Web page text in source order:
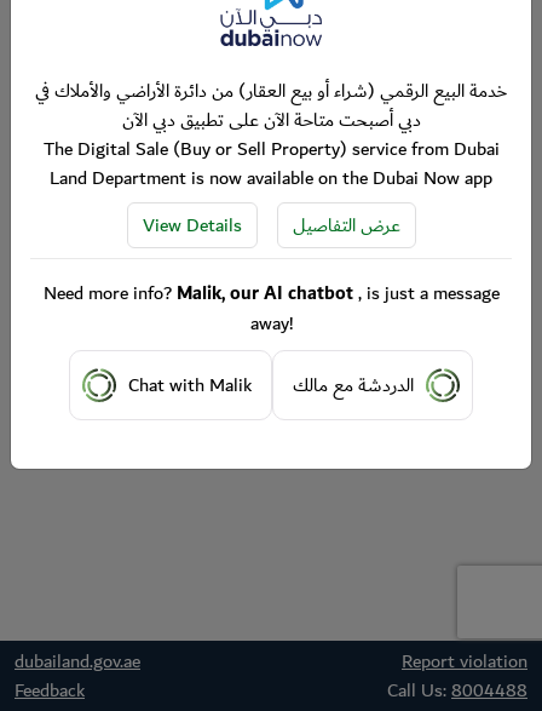
dubailand.gov.ae
Report violation
Feedback
Call Us:8004488
خدمة البيع الرقمي (شراء أو بيع العقار) من دائرة الأراضي والأملاك في
دبي أصبحت متاحة الآن على تطبيق دبي الآن
The Digital Sale (Buy or Sell Property) service from Dubai
Land Department is now available on the Dubai Now app
View Details
عرض التفاصيل
Need more info?Malik, our AI chatbot, is just a message
away!
Chat with Malik
الدردشة مع مالك